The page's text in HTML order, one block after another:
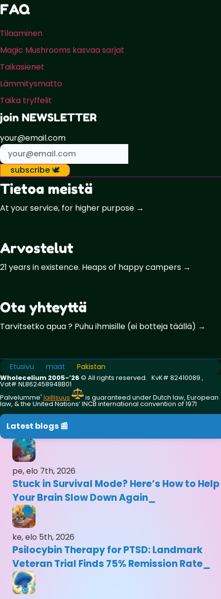
FAQ
Tilaaminen
Magic Mushrooms kasvaa sarjat
Taikasienet
Lämmitysmatto
Taika tryffelit
join NEWSLETTER
your@email.com
subscribe 🕊️
Tietoa meistä
At your service, for higher purpose →
Arvostelut
21 years in existence. Heaps of happy campers →
Ota yhteyttä
Tarvitsetko apua ? Puhu ihmisille (ei botteja täällä) →
Etusivu maat Pakistan
Wholecelium 2005-’26 ©️ All rights reserved. KvK# 82410089 ,
Vat# NL862458948B01
Palvelumme' laillisuus is guaranteed under Dutch law, European
law, & the United Nations‘ INCB international convention of 1971
Latest blogs 📰
pe, elo 7th, 2026
Stuck in Survival Mode? Here’s How to Help
Your Brain Slow Down Again
ke, elo 5th, 2026
Psilocybin Therapy for PTSD: Landmark
Veteran Trial Finds 75% Remission Rate